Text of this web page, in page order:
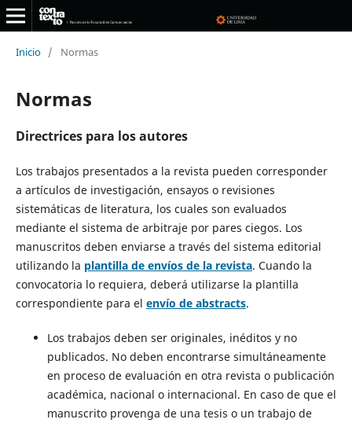
Inicio / Normas
Normas
Directrices para los autores
Los trabajos presentados a la revista pueden corresponder
a artículos de investigación, ensayos o revisiones
sistemáticas de literatura, los cuales son evaluados
mediante el sistema de arbitraje por pares ciegos. Los
manuscritos deben enviarse a través del sistema editorial
utilizando la plantilla de envíos de la revista. Cuando la
convocatoria lo requiera, deberá utilizarse la plantilla
correspondiente para el envío de abstracts.
Los trabajos deben ser originales, inéditos y no
publicados. No deben encontrarse simultáneamente
en proceso de evaluación en otra revista o publicación
académica, nacional o internacional. En caso de que el
manuscrito provenga de una tesis o un trabajo de